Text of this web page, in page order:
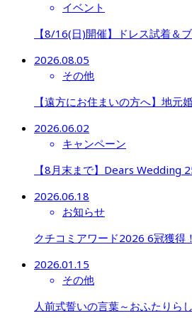
イベント
【8/16(日)開催】ドレス試着＆
2026.08.05
その他
【遠方にお住まいの方へ】地元
2026.06.02
キャンペーン
【8月末まで】Dears Wedding
2026.06.18
お知らせ
クチコミアワード2026 6冠獲得！
2026.01.15
その他
人前式誓いの言葉～おふたりら